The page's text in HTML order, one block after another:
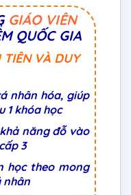
GIÁO VIÊN
QUỐC GIA
VÀ DUY
nhân hóa, giúp
1 khóa học
năng đỗ vào
3
học theo mong
nhân